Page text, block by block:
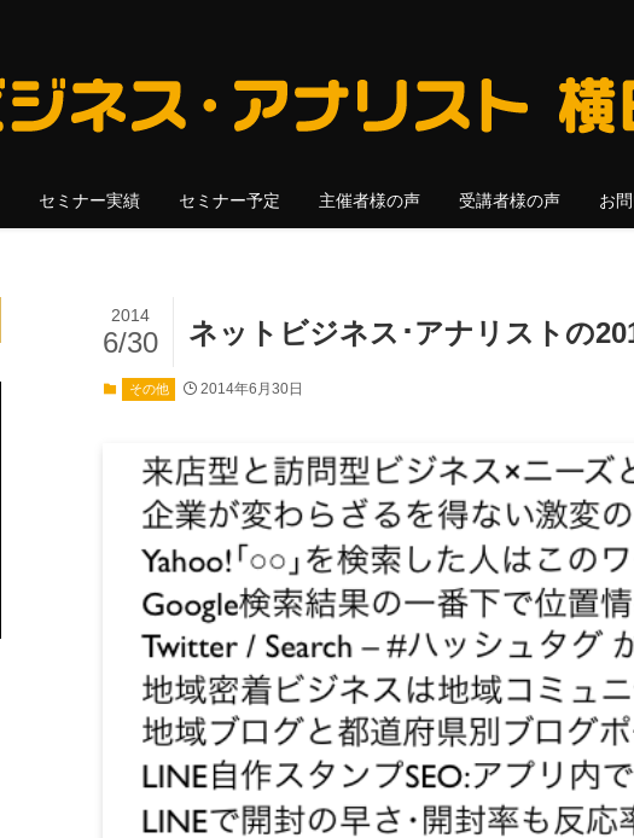
セミナー実績 セミナー予定 主催者様の声 受講者様の声 お
ネットビジネス･アナリストの
2014
6/30
その他 2014年6月30日